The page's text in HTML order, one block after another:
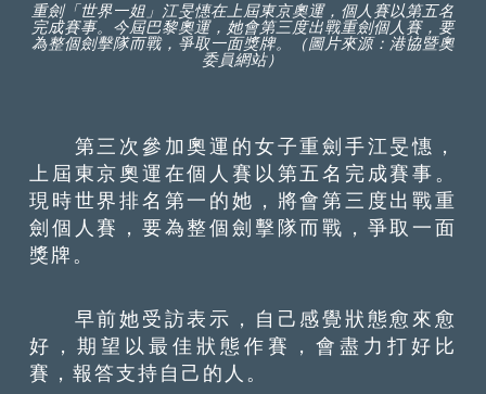
重劍「世界一姐」江旻憓在上屆東京奧運，個人賽以第五名
完成賽事。今屆巴黎奧運，她會第三度出戰重劍個人賽，要
為整個劍擊隊而戰，爭取一面獎牌。（圖片來源：港協暨奧
委員網站）
第三次參加奧運的女子重劍手江旻憓，
上屆東京奧運在個人賽以第五名完成賽事。
現時世界排名第一的她，將會第三度出戰重
劍個人賽，要為整個劍擊隊而戰，爭取一面
獎牌。
早前她受訪表示，自己感覺狀態愈來愈
好，期望以最佳狀態作賽，會盡力打好比
賽，報答支持自己的人。